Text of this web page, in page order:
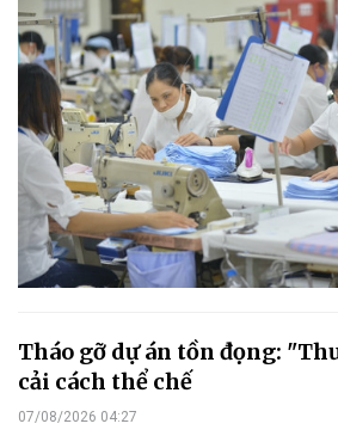
Tháo gỡ dự án tồn đọng:
cải cách thể chế
07/08/2026 04:27